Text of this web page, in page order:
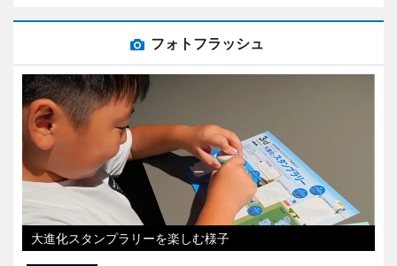
フォトフラッシュ
大進化スタンプラリーを楽しむ様子